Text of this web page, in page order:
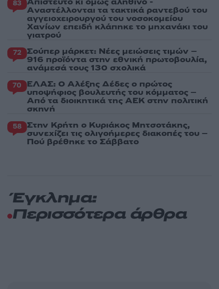
83
Aναστέλλονται τα τακτικά ραντεβού του
αγγειοχειρουργού του νοσοκομείου
Χανίων επειδή κλάπηκε το μηχανάκι του
γιατρού
72 Σούπερ μάρκετ: Νέες μειώσεις τιμών –
916 προϊόντα στην εθνική πρωτοβουλία,
ανάμεσά τους 130 σχολικά
70 ΕΛΑΣ: Ο Αλέξης Δέδες ο πρώτος
υποψήφιος βουλευτής του κόμματος –
Από τα διοικητικά της ΑΕΚ στην πολιτική
σκηνή
58 Στην Κρήτη ο Κυριάκος Μητσοτάκης,
συνεχίζει τις ολιγοήμερες διακοπές του –
Πού βρέθηκε το Σάββατο
Έγκλημα:
Περισσότερα άρθρα